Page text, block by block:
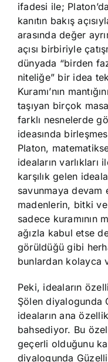
ifadesi ile;
kanıtın bakış
arasında değer
açısı birbiriyle
dünyada “birden
niteliğe” bir idea
Kuramı’nın
taşıyan birçok
farklı nesnelerde
ideasında
Platon,
ideaların
karşılık gelen
savunmaya devam
madenlerin, bitki
sadece kuramının
ağızla kabul etse
görüldüğü gibi
bunlardan kolayca
Peki, ideaların
Şölen diyalogunda
ideaların ana
bahsediyor. Bu
geçerli olduğunu
diyalogunda